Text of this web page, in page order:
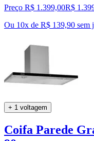
Preço R$ 1.399,00R$
Ou 10x de R$ 139,90 sem
+ 1 voltagem
Coifa Parede